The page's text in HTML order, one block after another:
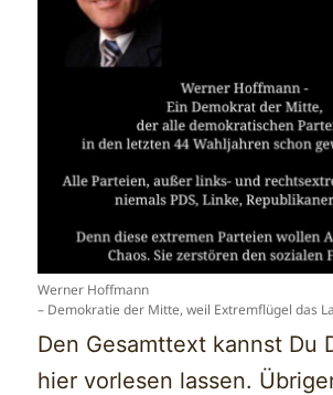
Werner Hoffmann
– Demokratie der Mitte, weil Extremflügel das
Den Gesamttext kannst Du
hier vorlesen lassen.